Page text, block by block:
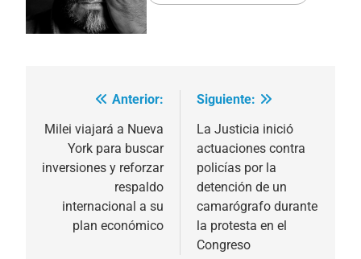
Navegación
de
entradas
Anterior:
Milei viajará a Nueva
York para buscar
inversiones y reforzar
respaldo
internacional a su
plan económico
Siguiente:
La Justicia inició
actuaciones contra
policías por la
detención de un
camarógrafo durante
la protesta en el
Congreso